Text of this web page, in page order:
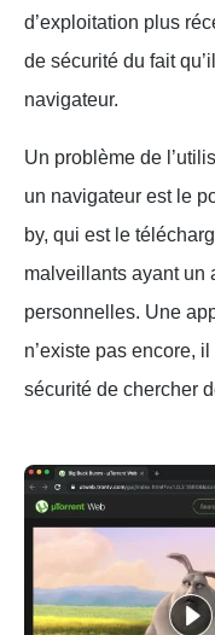
d’exploitation plus
de sécurité du fait
navigateur.
Un problème de
un navigateur est le
by, qui est le
malveillants ayant un
personnelles. Une
n’existe pas encore,
sécurité de chercher